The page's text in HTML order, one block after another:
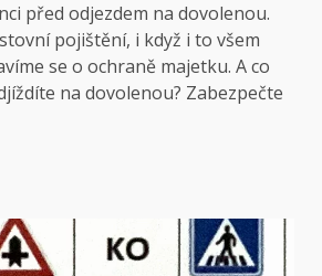
před odjezdem na dovolenou.
pojištění, i když i to všem
se o ochraně majetku. A co
na dovolenou? Zabezpečte